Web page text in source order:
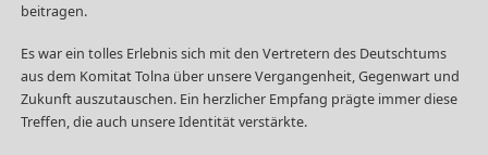
beitragen.
Es war ein tolles Erlebnis sich mit den Vertretern des Deutschtums
aus dem Komitat Tolna über unsere Vergangenheit, Gegenwart und
Zukunft auszutauschen. Ein herzlicher Empfang prägte immer diese
Treffen, die auch unsere Identität verstärkte.